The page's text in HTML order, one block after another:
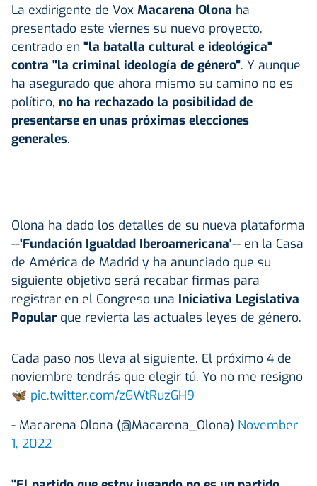
La exdirigente de Vox Macarena Olona ha
presentado este viernes su nuevo proyecto,
centrado en "la batalla cultural e ideológica"
contra "la criminal ideología de género". Y aunque
ha asegurado que ahora mismo su camino no es
político, no ha rechazado la posibilidad de
presentarse en unas próximas elecciones
generales.
Olona ha dado los detalles de su nueva plataforma
--'Fundación Igualdad Iberoamericana'-- en la Casa
de América de Madrid y ha anunciado que su
siguiente objetivo será recabar firmas para
registrar en el Congreso una Iniciativa Legislativa
Popular que revierta las actuales leyes de género.
Cada paso nos lleva al siguiente. El próximo 4 de
noviembre tendrás que elegir tú. Yo no me resigno
🦋 pic.twitter.com/zGWtRuzGH9
- Macarena Olona (@Macarena_Olona) November
1, 2022